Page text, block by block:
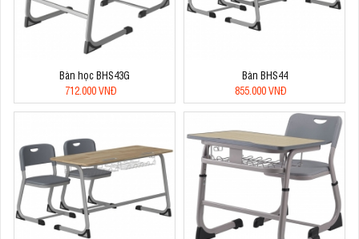
Bàn học BHS43G
712.000 VNĐ
Bàn BHS44
855.000 VNĐ